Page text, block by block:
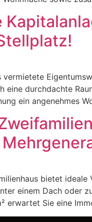
eine durchdachte
ein angenehmes
bietet
einem Dach oder
erwartet Sie eine